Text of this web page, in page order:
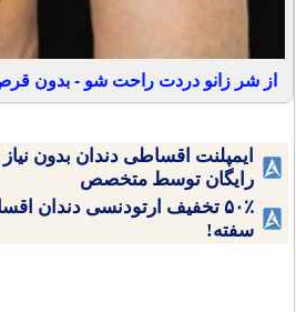
از شر زانو دردت راحت شو - بدون
ایمپلنت اقساطی دندان بدون
رایگان توسط متخصص
۵۰٪ تخفیف ارتودنسی دندان
سفته!